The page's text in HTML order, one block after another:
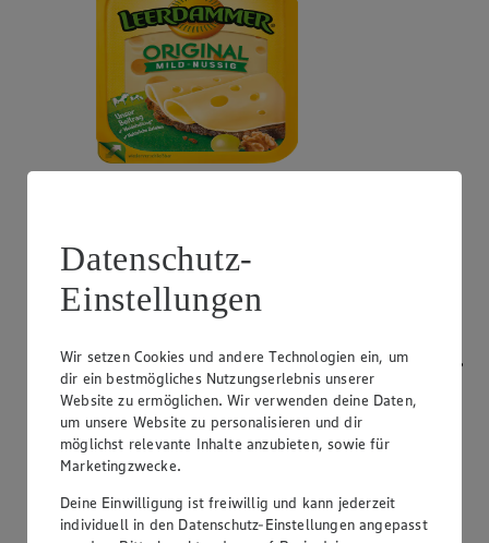
App
App Preis von 0.99€
1.11
Rabattierter Preis von 1.11€ (Insgesamt -53%
Frischkäsezubereitung, versch. Sorten und Fettstufen,
120/150g Packung/Becher, (1kg = 9,25/7,40)
Datenschutz-
Einstellungen
Wir setzen Cookies und andere Technologien ein, um
dir ein bestmögliches Nutzungserlebnis unserer
Website zu ermöglichen. Wir verwenden deine Daten,
um unsere Website zu personalisieren und dir
möglichst relevante Inhalte anzubieten, sowie für
Marketingzwecke.
Deine Einwilligung ist freiwillig und kann jederzeit
individuell in den Datenschutz-Einstellungen angepasst